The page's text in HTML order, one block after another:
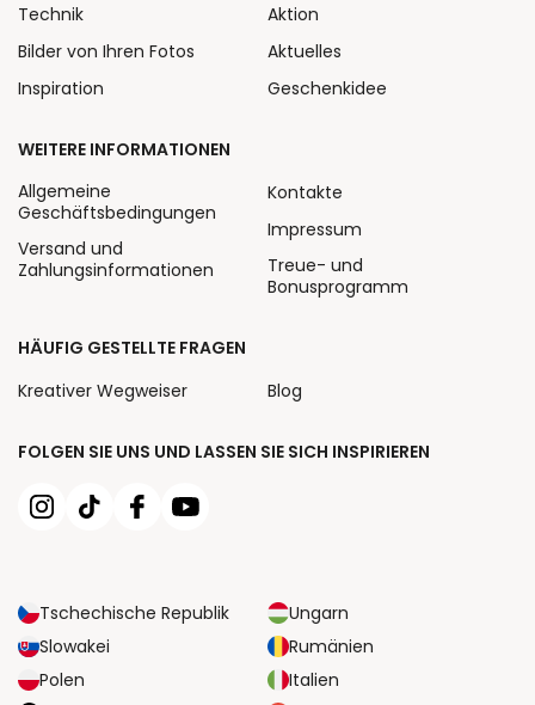
FOLGEN SIE UNS UND LASSEN SIE SICH INSPIRIEREN
Tschechische Republik
Ungarn
Slowakei
Rumänien
Polen
Italien
Technik
Bilder von Ihren Fotos
Inspiration
Aktion
Aktuelles
Geschenkidee
WEITERE INFORMATIONEN
Allgemeine
Geschäftsbedingungen
Versand und
Zahlungsinformationen
Kontakte
Impressum
Treue- und
Bonusprogramm
HÄUFIG GESTELLTE FRAGEN
Kreativer Wegweiser
Blog